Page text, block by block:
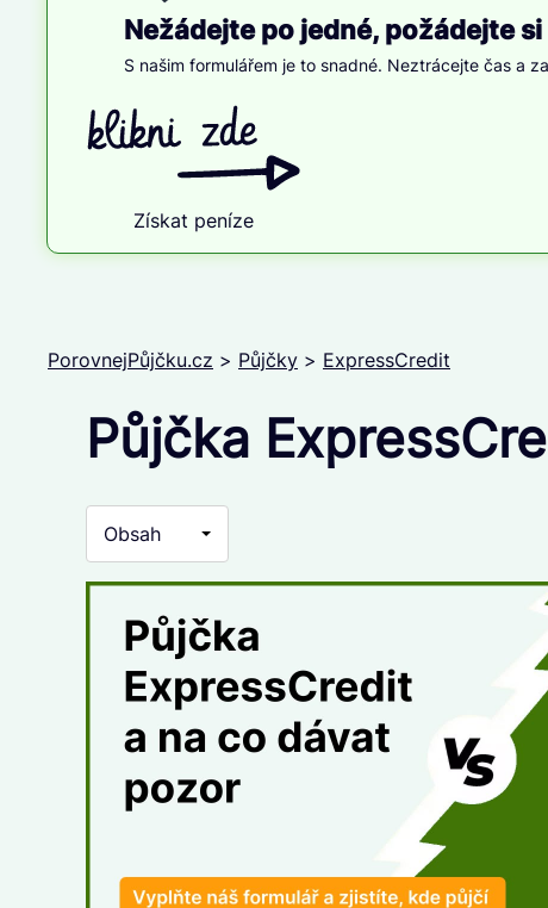
Nežádejte po jedné, požádejte
S našim formulářem je to snadné. Neztrácejte čas a
Získat peníze
PorovnejPůjčku.cz > Půjčky > ExpressCredit
Půjčka
Obsah